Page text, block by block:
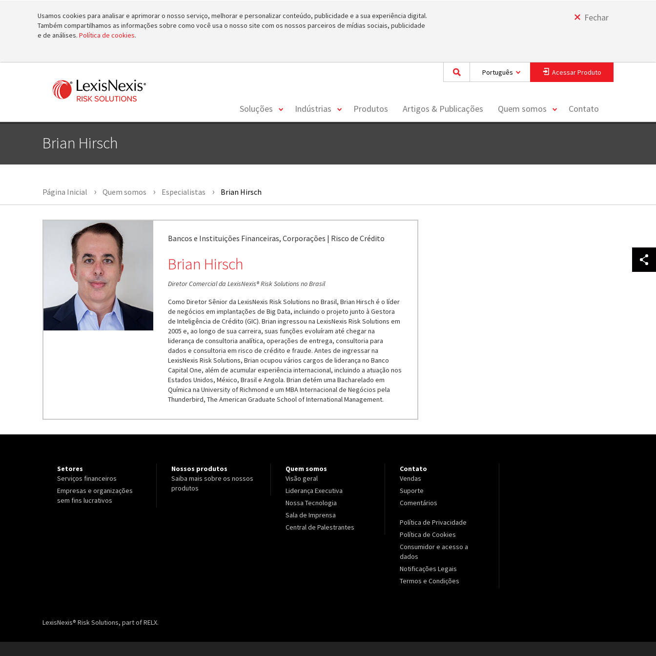
Usamos cookies para analisar e aprimorar o nosso serviço, melhorar e personalizar conteúdo, publicidade e a sua experiência digital.
Também compartilhamos as informações sobre como você usa o nosso site com os nossos parceiros de mídias sociais, publicidade
e de análises. Política de cookies.
Fechar
Português Acessar Produto
Soluções
toggleIndústrias
toggleProdutos Artigos & Publicações Quem somos
toggleContato
Brian Hirsch
Página Inicial Quem somos Especialistas Brian Hirsch
Bancos e Instituições Financeiras, Corporações | Risco de Crédito
Brian Hirsch
Diretor Comercial da LexisNexis® Risk Solutions no Brasil
Como Diretor Sênior da LexisNexis Risk Solutions no Brasil, Brian Hirsch é o líder
de negócios em implantações de Big Data, incluindo o projeto junto à Gestora
de Inteligência de Crédito (GIC). Brian ingressou na LexisNexis Risk Solutions em
2005 e, ao longo de sua carreira, suas funções evoluíram até chegar na
liderança de consultoria analítica, operações de entrega, consultoria para
dados e consultoria em risco de crédito e fraude. Antes de ingressar na
LexisNexis Risk Solutions, Brian ocupou vários cargos de liderança no Banco
Capital One, além de acumular experiência internacional, incluindo a atuação nos
Estados Unidos, México, Brasil e Angola. Brian detém uma Bacharelado em
Química na University of Richmond e um MBA Internacional de Negócios pela
Thunderbird, The American Graduate School of International Management.
Setores
Serviços financeiros
Empresas e organizações
sem fins lucrativos
Nossos produtos
Saiba mais sobre os nossos
produtos
Quem somos
Visão geral
Liderança Executiva
Nossa Tecnologia
Sala de Imprensa
Central de Palestrantes
Contato
Vendas
Suporte
Comentários
Política de Privacidade
Política de Cookies
Consumidor e acesso a
dados
Notificações Legais
Termos e Condições
LexisNexis® Risk Solutions, part of RELX.